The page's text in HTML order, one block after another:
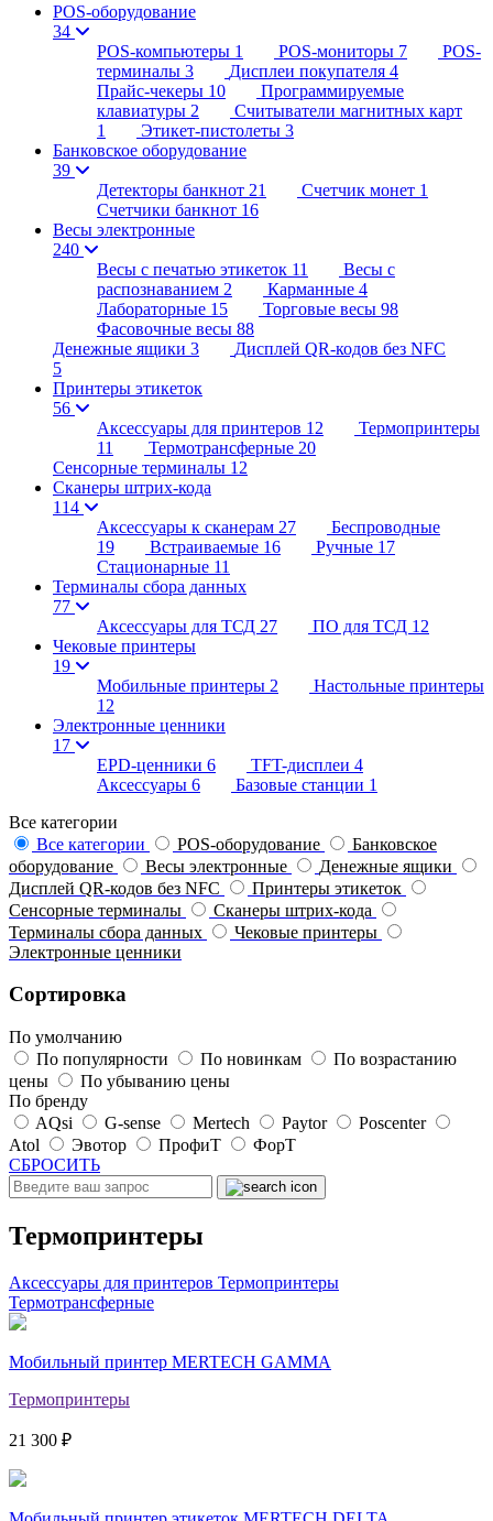
POS-оборудование
34
POS-компьютеры 1 POS-мониторы 7
POS-
терминалы 3 Дисплеи покупателя 4
Прайс-чекеры 10
Программируемые
клавиатуры 2
Считыватели магнитных карт
1
Этикет-пистолеты 3
Банковское оборудование
39
Детекторы банкнот 21 Счетчик монет 1
Счетчики банкнот 16
Весы электронные
240
Весы с печатью этикеток 11
Весы с
распознаванием 2 Карманные 4
Лабораторные 15 Торговые весы 98
Фасовочные весы 88
Денежные ящики 3
Дисплей QR-кодов без NFC
5
Принтеры этикеток
56
Аксессуары для принтеров 12
Термопринтеры
11
Термотрансферные 20
Сенсорные терминалы 12
Сканеры штрих-кода
114
Аксессуары к сканерам 27
Беспроводные
19
Встраиваемые 16 Ручные 17
Стационарные 11
Терминалы сбора данных
77
Аксессуары для ТСД 27 ПО для ТСД 12
Чековые принтеры
19
Мобильные принтеры 2
Настольные принтеры
12
Электронные ценники
17
EPD-ценники 6 TFT-дисплеи 4
Аксессуары 6 Базовые станции 1
Все категории
Все категории
POS-оборудование
Банковское
оборудование
Весы электронные
Денежные ящики
Дисплей QR-кодов без NFC
Принтеры этикеток
Сенсорные терминалы
Сканеры штрих-кода
Терминалы сбора данных
Чековые принтеры
Электронные ценники
Сортировка
По умолчанию
По популярности
По новинкам
По возрастанию
цены
По убыванию цены
По бренду
AQsi
G-sense Mertech Paytor
Poscenter
Atol
Эвотор ПрофиТ
ФорТ
СБРОСИТЬ
Термопринтеры
Аксессуары для принтеров Термопринтеры
Термотрансферные
Мобильный принтер MERTECH GAMMA
Термопринтеры
21 300 ₽